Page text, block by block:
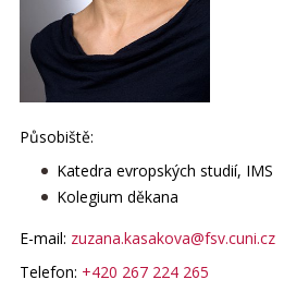
Působiště:
Katedra evropských studií, IMS
Kolegium děkana
E-mail: zuzana.kasakova@fsv.cuni.cz
Telefon: +420 267 224 265